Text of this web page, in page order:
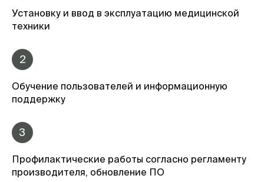
Установку и ввод в эксплуатацию медицинской
техники
2
Обучение пользователей и информационную
поддержку
3
Профилактические работы согласно регламенту
производителя, обновление ПО